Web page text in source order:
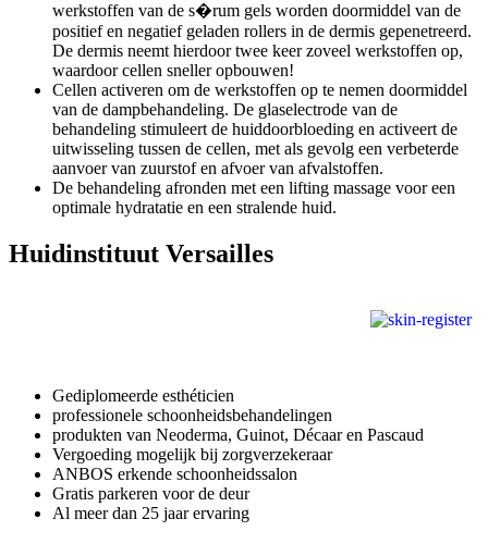
werkstoffen van de s�rum gels worden doormiddel van de
positief en negatief geladen rollers in de dermis gepenetreerd.
De dermis neemt hierdoor twee keer zoveel werkstoffen op,
waardoor cellen sneller opbouwen!
Cellen activeren om de werkstoffen op te nemen doormiddel
van de dampbehandeling. De glaselectrode van de
behandeling stimuleert de huiddoorbloeding en activeert de
uitwisseling tussen de cellen, met als gevolg een verbeterde
aanvoer van zuurstof en afvoer van afvalstoffen.
De behandeling afronden met een lifting massage voor een
optimale hydratatie en een stralende huid.
Huidinstituut Versailles
Gediplomeerde esthéticien
professionele schoonheidsbehandelingen
produkten van Neoderma, Guinot, Décaar en Pascaud
Vergoeding mogelijk bij zorgverzekeraar
ANBOS erkende schoonheidssalon
Gratis parkeren voor de deur
Al meer dan 25 jaar ervaring